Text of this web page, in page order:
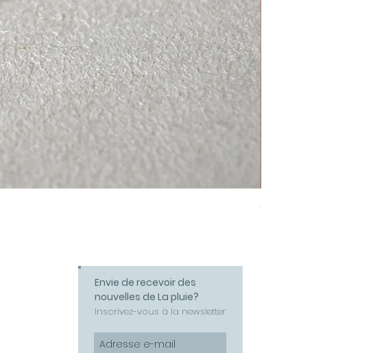
Collier Amour
Prix
58,00 €
Envie de recevoir des
nouvelles de La pluie?
Inscrivez-vous à la newsletter